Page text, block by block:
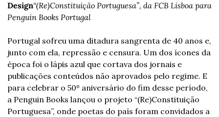
Design“(Re)Constituição Portuguesa”, da FCB Lisboa para
Penguin Books Portugal
Portugal sofreu uma ditadura sangrenta de 40 anos e,
junto com ela, repressão e censura. Um dos ícones da
época foi o lápis azul que cortava dos jornais e
publicações conteúdos não aprovados pelo regime. E
para celebrar o 50º aniversário do fim desse período,
a Penguin Books lançou o projeto “(Re)Constituição
Portuguesa”, onde poetas do país foram convidados a